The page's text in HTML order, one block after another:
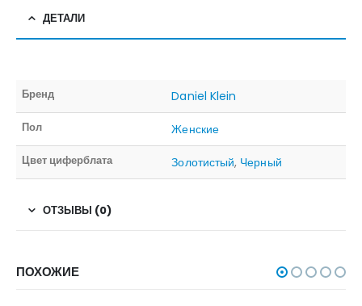
ДЕТАЛИ
Бренд Daniel Klein
Пол Женские
Цвет циферблата Золотистый, Черный
ОТЗЫВЫ (0)
ПОХОЖИЕ